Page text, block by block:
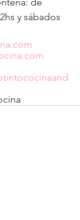
y sábados